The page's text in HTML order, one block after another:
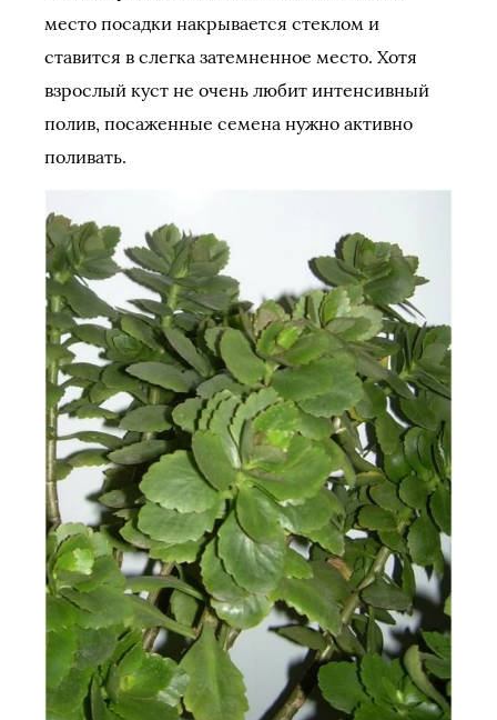
место посадки накрывается стеклом и
ставится в слегка затемненное место. Хотя
взрослый куст не очень любит интенсивный
полив, посаженные семена нужно активно
поливать.